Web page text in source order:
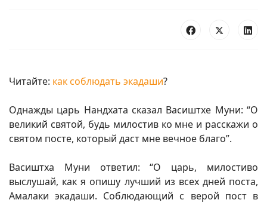
Читайте: как соблюдать экадаши?
Однажды царь Нандхата сказал Васиштхе Муни: “О
великий святой, будь милостив ко мне и расскажи о
святом посте, который даст мне вечное благо”.
Васиштха Муни ответил: “О царь, милостиво
выслушай, как я опишу лучший из всех дней поста,
Амалаки экадаши. Соблюдающий с верой пост в